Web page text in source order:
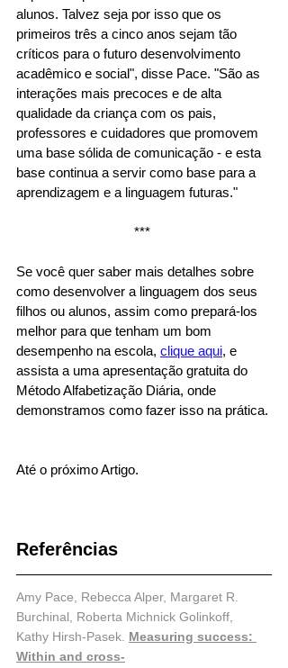
alunos. Talvez seja por isso que os
primeiros três a cinco anos sejam tão
críticos para o futuro desenvolvimento
acadêmico e social", disse Pace. "São as
interações mais precoces e de alta
qualidade da criança com os pais,
professores e cuidadores que promovem
uma base sólida de comunicação - e esta
base continua a servir como base para a
aprendizagem e a linguagem futuras."
***
Se você quer saber mais detalhes sobre
como desenvolver a linguagem dos seus
filhos ou alunos, assim como prepará-los
melhor para que tenham um bom
desempenho na escola, clique aqui, e
assista a uma apresentação gratuita do
Método Alfabetização Diária, onde
demonstramos como fazer isso na prática.
Até o próximo Artigo.
Referências
Amy Pace, Rebecca Alper, Margaret R.
Burchinal, Roberta Michnick Golinkoff,
Kathy Hirsh-Pasek. Measuring success:
Within and cross-